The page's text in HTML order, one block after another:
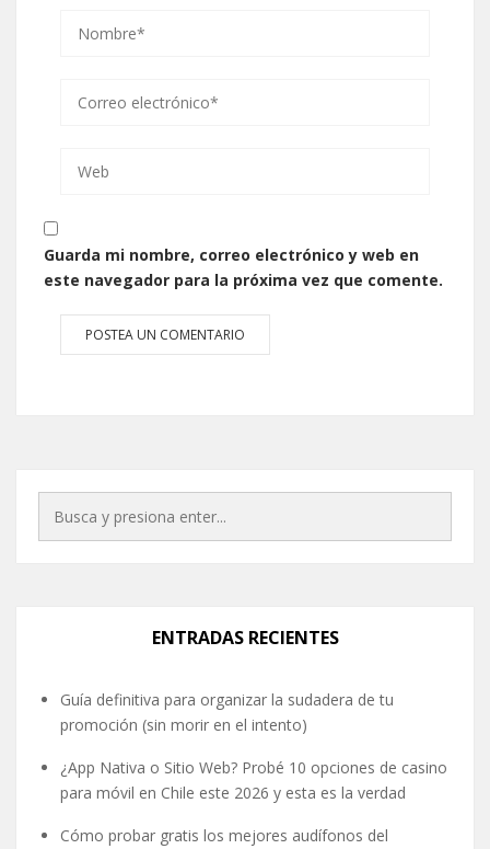
Guarda mi nombre, correo electrónico y web en
este navegador para la próxima vez que comente.
ENTRADAS RECIENTES
Guía definitiva para organizar la sudadera de tu
promoción (sin morir en el intento)
¿App Nativa o Sitio Web? Probé 10 opciones de casino
para móvil en Chile este 2026 y esta es la verdad
Cómo probar gratis los mejores audífonos del